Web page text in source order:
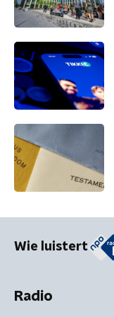
Wie luistert
Radio